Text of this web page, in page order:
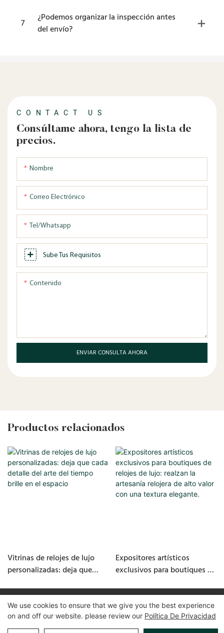
7
¿Podemos organizar la inspección antes
del envío?
CONTACT US
Consúltame ahora, tengo la lista de
precios.
Nombre
Correo Electrónico
Tel/whatsapp
Sube Tus Requisitos
Contenido
ENVIAR CONSULTA AHORA
Productos relacionados
Vitrinas de relojes de lujo
personalizadas: deja que
tiempo brille en el espacio
Expositores artísticos
exclusivos para boutiques de
artesanía relojera de alto
valor con una textura
elegante.
Derechos de autor © 2025 Guangzhou LUXE Showcases
www.luxeshowcases.com | Mapa del sitio | política de privacidad
We use cookies to ensure that we give you the best experience
on and off our website. please review our Política De Privacidad